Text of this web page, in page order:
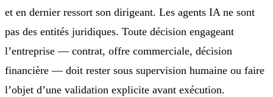
et en dernier ressort son dirigeant. Les agents IA ne sont
pas des entités juridiques. Toute décision engageant
l’entreprise — contrat, offre commerciale, décision
financière — doit rester sous supervision humaine ou faire
l’objet d’une validation explicite avant exécution.